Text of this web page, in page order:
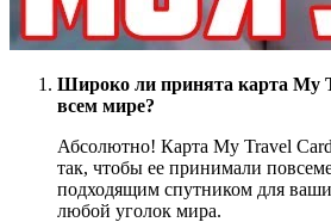
Широко ли принята карта My
всем мире?
Абсолютно! Карта My Travel Card
так, чтобы ее принимали
подходящим спутником для
любой уголок мира.